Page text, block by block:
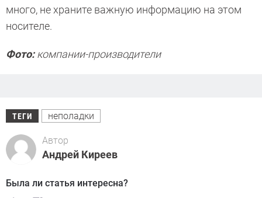
много, не храните важную информацию на этом
носителе.
Фото:компании-производители
ТЕГИ неполадки
Автор
Андрей Киреев
Была ли статья интересна?